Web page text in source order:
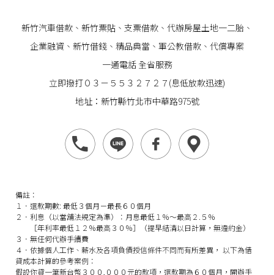
新竹汽車借款 、 新竹票貼 、支票借款、代辦房屋土地一二胎、
企業融資 、 新竹借錢 、精品典當、軍公教借款、代償專案
一通電話 全省服務
立即撥打０３－５５３２７２７(息低放款迅速)
地址：新竹縣竹北市中華路975號
備註：
１．還款期數: 最低３個月－最長６０個月
２．利息（以當舖法規定為準）：月息最低１％～最高２.５％
［年利率最低１２％最高３０％］（提早結清以日計算，無違約金）
３．無任何代辦手續費
４．依據個人工作、薪水及各項負債授信條件不同而有所差異， 以下為借
貸成本計算的參考案例：
假設你貸一筆新台幣３００,０００元的款項，還款期為６０個月，開辦手